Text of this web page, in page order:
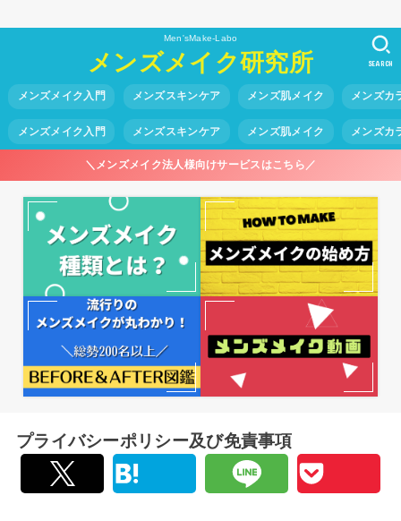
Men'sMake-Labo
メンズメイク研究所
メンズメイク入門 メンズスキンケア メンズ肌メイク メンズカ
メンズメイク入門 メンズスキンケア メンズ肌メイク メンズカ
SEARCH
＼メンズメイク法人様向けサービスはこちら／
プライバシーポリシー及び免責事項